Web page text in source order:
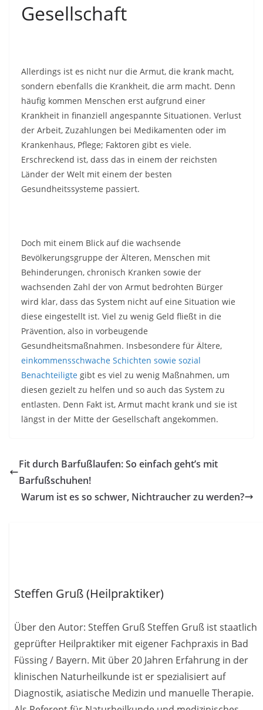
Gesellschaft
Allerdings ist es nicht nur die Armut, die krank macht,
sondern ebenfalls die Krankheit, die arm macht. Denn
häufig kommen Menschen erst aufgrund einer
Krankheit in finanziell angespannte Situationen. Verlust
der Arbeit, Zuzahlungen bei Medikamenten oder im
Krankenhaus, Pflege; Faktoren gibt es viele.
Erschreckend ist, dass das in einem der reichsten
Länder der Welt mit einem der besten
Gesundheitssysteme passiert.
Doch mit einem Blick auf die wachsende
Bevölkerungsgruppe der Älteren, Menschen mit
Behinderungen, chronisch Kranken sowie der
wachsenden Zahl der von Armut bedrohten Bürger
wird klar, dass das System nicht auf eine Situation wie
diese eingestellt ist. Viel zu wenig Geld fließt in die
Prävention, also in vorbeugende
Gesundheitsmaßnahmen. Insbesondere für Ältere,
einkommensschwache Schichten sowie sozial
Benachteiligte gibt es viel zu wenig Maßnahmen, um
diesen gezielt zu helfen und so auch das System zu
entlasten. Denn Fakt ist, Armut macht krank und sie ist
längst in der Mitte der Gesellschaft angekommen.
Fit durch Barfußlaufen: So einfach geht’s mit
Barfußschuhen!
Warum ist es so schwer, Nichtraucher zu werden?
Steffen Gruß (Heilpraktiker)
Über den Autor: Steffen Gruß Steffen Gruß ist staatlich
geprüfter Heilpraktiker mit eigener Fachpraxis in Bad
Füssing / Bayern. Mit über 20 Jahren Erfahrung in der
klinischen Naturheilkunde ist er spezialisiert auf
Diagnostik, asiatische Medizin und manuelle Therapie.